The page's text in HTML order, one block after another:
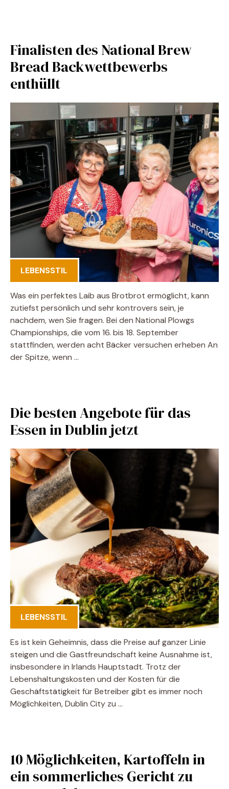
Finalisten des National Brew
Bread Backwettbewerbs
enthüllt
LEBENSSTIL
Was ein perfektes Laib aus Brotbrot ermöglicht, kann
zutiefst persönlich und sehr kontrovers sein, je
nachdem, wen Sie fragen. Bei den National Plowgs
Championships, die vom 16. bis 18. September
stattfinden, werden acht Bäcker versuchen erheben An
der Spitze, wenn …
Die besten Angebote für das
Essen in Dublin jetzt
LEBENSSTIL
Es ist kein Geheimnis, dass die Preise auf ganzer Linie
steigen und die Gastfreundschaft keine Ausnahme ist,
insbesondere in Irlands Hauptstadt. Trotz der
Lebenshaltungskosten und der Kosten für die
Geschäftstätigkeit für Betreiber gibt es immer noch
Möglichkeiten, Dublin City zu …
10 Möglichkeiten, Kartoffeln in
ein sommerliches Gericht zu